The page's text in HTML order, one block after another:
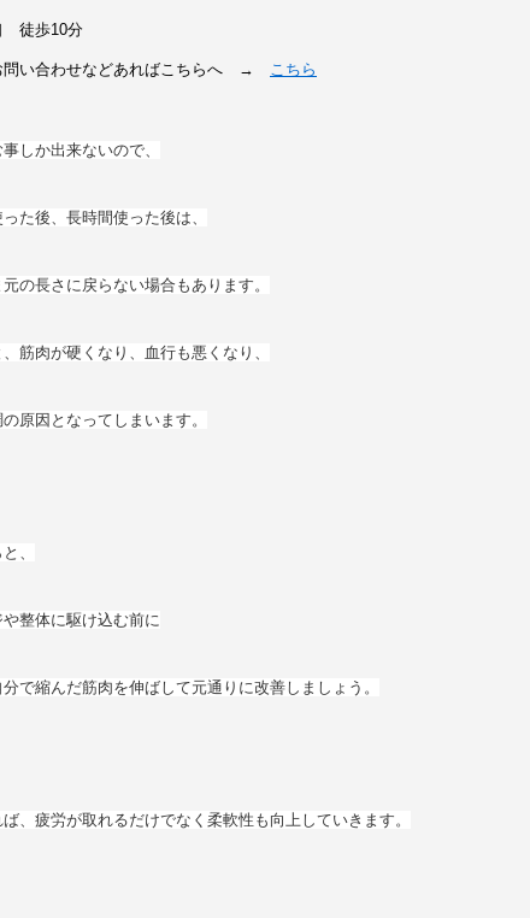
徒歩10分
問い合わせなどあればこちらへ → こちら
しか出来ないので、
た後、長時間使った後は、
の長さに戻らない場合もあります。
筋肉が硬くなり、血行も悪くなり、
原因となってしまいます。
、
整体に駆け込む前に
分で縮んだ筋肉を伸ばして元通りに改善しましょう。
、疲労が取れるだけでなく柔軟性も向上していきます。